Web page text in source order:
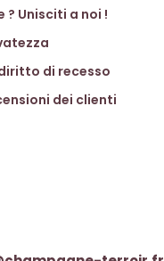
? Unisciti a noi !
di recesso
dei clienti